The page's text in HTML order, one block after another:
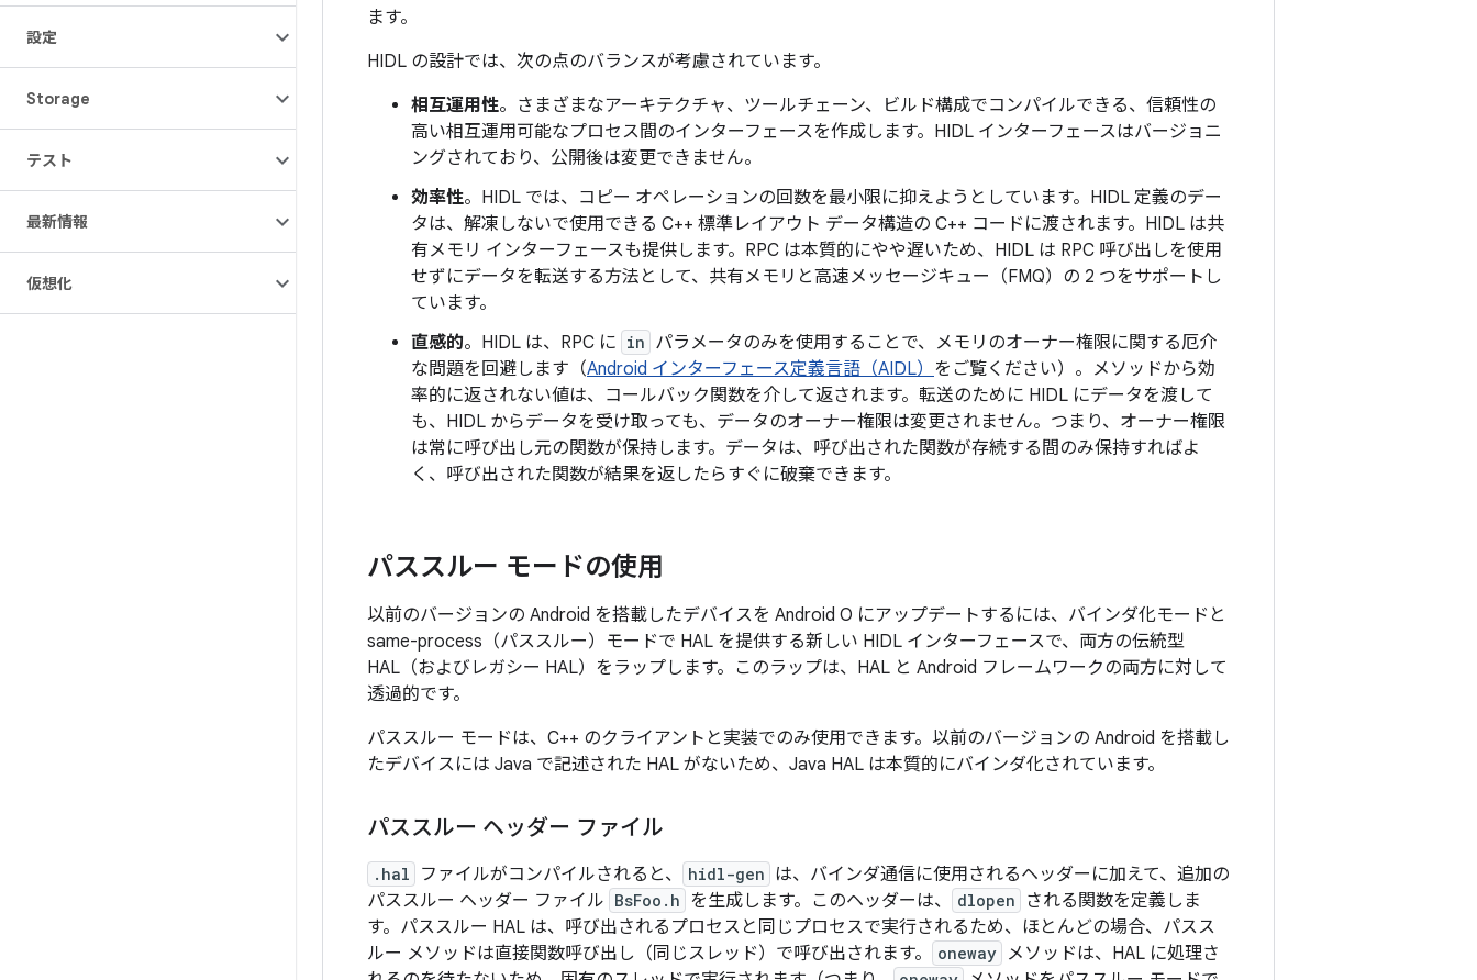
設定
Storage
テスト
最新情報
仮想化
ます。
HIDL の設計では、次の点のバランスが考慮されています。
相互運用性。さまざまなアーキテクチャ、ツールチェーン、ビルド構成でコンパイルできる、信頼性の
高い相互運用可能なプロセス間のインターフェースを作成します。HIDL インターフェースはバージョニ
ングされており、公開後は変更できません。
効率性。HIDL では、コピー オペレーションの回数を最小限に抑えようとしています。HIDL 定義のデー
タは、解凍しないで使用できる C++ 標準レイアウト データ構造の C++ コードに渡されます。HIDL は共
有メモリ インターフェースも提供します。RPC は本質的にやや遅いため、HIDL は RPC 呼び出しを使用
せずにデータを転送する方法として、共有メモリと高速メッセージキュー（FMQ）の 2 つをサポートし
ています。
直感的。HIDL は、RPC に in パラメータのみを使用することで、メモリのオーナー権限に関する厄介
な問題を回避します（Android インターフェース定義言語（AIDL） をご覧ください）。メソッドから効
率的に返されない値は、コールバック関数を介して返されます。転送のために HIDL にデータを渡して
も、HIDL からデータを受け取っても、データのオーナー権限は変更されません。つまり、オーナー権限
は常に呼び出し元の関数が保持します。データは、呼び出された関数が存続する間のみ保持すればよ
く、呼び出された関数が結果を返したらすぐに破棄できます。
パススルー モードの使用
以前のバージョンの Android を搭載したデバイスを Android O にアップデートするには、バインダ化モードと
same-process（パススルー）モードで HAL を提供する新しい HIDL インターフェースで、両方の伝統型
HAL（およびレガシー HAL）をラップします。このラップは、HAL と Android フレームワークの両方に対して
透過的です。
パススルー モードは、C++ のクライアントと実装でのみ使用できます。以前のバージョンの Android を搭載し
たデバイスには Java で記述された HAL がないため、Java HAL は本質的にバインダ化されています。
パススルー ヘッダー ファイル
.hal ファイルがコンパイルされると、 hidl-gen は、バインダ通信に使用されるヘッダーに加えて、追加の
パススルー ヘッダー ファイル BsFoo.h を生成します。このヘッダーは、 dlopen
される関数を定義しま
す。パススルー HAL は、呼び出されるプロセスと同じプロセスで実行されるため、ほとんどの場合、パスス
ルー メソッドは直接関数呼び出し（同じスレッド）で呼び出されます。
oneway メソッドは、HAL に処理さ